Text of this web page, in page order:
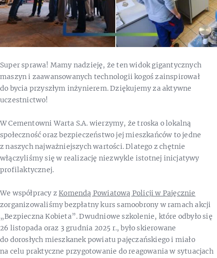
Super sprawa! Mamy nadzieję, że ten widok gigantycznych
maszyn i zaawansowanych technologii kogoś zainspirował
do bycia przyszłym inżynierem. Dziękujemy za aktywne
uczestnictwo!
W Cementowni Warta S.A. wierzymy, że troska o lokalną
społeczność oraz bezpieczeństwo jej mieszkańców to jedne
z naszych najważniejszych wartości. Dlatego z chętnie
włączyliśmy się w realizację niezwykle istotnej inicjatywy
profilaktycznej.
We współpracy zKomendą Powiatową Policji w Pajęcznie
zorganizowaliśmy bezpłatny kurs samoobrony w ramach akcji
„Bezpieczna Kobieta”. Dwudniowe szkolenie, które odbyło się
26 listopada oraz 3 grudnia 2025 r., było skierowane
do dorosłych mieszkanek powiatu pajęczańskiego i miało
na celu praktyczne przygotowanie do reagowania w sytuacjach